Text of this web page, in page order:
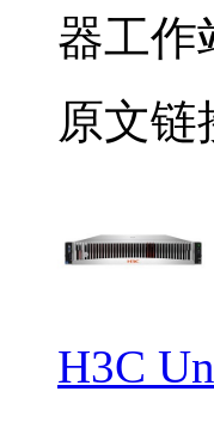
器工作
原文链
H3C